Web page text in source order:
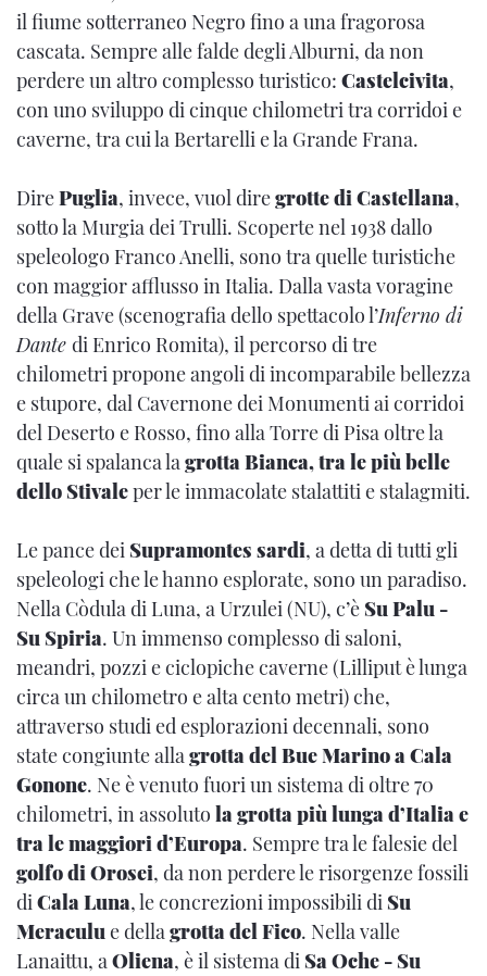
il fiume sotterraneo Negro fino a una fragorosa
cascata. Sempre alle falde degli Alburni, da non
perdere un altro complesso turistico: Castelcivita,
con uno sviluppo di cinque chilometri tra corridoi e
caverne, tra cui la Bertarelli e la Grande Frana.
DirePuglia, invece, vuol diregrotte di Castellana,
sotto la Murgia dei Trulli. Scoperte nel 1938 dallo
speleologo Franco Anelli, sono tra quelle turistiche
con maggior afflusso in Italia. Dalla vasta voragine
della Grave (scenografia dello spettacolo l’Inferno di
Dante di Enrico Romita), il percorso di tre
chilometri propone angoli di incomparabile bellezza
e stupore, dal Cavernone dei Monumenti ai corridoi
del Deserto e Rosso, fino alla Torre di Pisa oltre la
quale si spalanca lagrotta Bianca, tra le più belle
dello Stivaleper le immacolate stalattiti e stalagmiti.
Le pance dei Supramontes sardi, a detta di tutti gli
speleologi che le hanno esplorate, sono un paradiso.
Nella Còdula di Luna, a Urzulei (NU), c’è Su Palu -
Su Spiria. Un immenso complesso di saloni,
meandri, pozzi e ciclopiche caverne (Lilliput è lunga
circa un chilometro e alta cento metri) che,
attraverso studi ed esplorazioni decennali, sono
state congiunte allagrotta del Bue Marino a Cala
Gonone. Ne è venuto fuori un sistema di oltre 70
chilometri, in assoluto la grotta più lunga d’Italia e
tra le maggiori d’Europa. Sempre tra le falesie del
golfo di Orosei, da non perdere le risorgenze fossili
diCala Luna, le concrezioni impossibili di Su
Meraculue dellagrotta del Fico. Nella valle
Lanaittu, aOliena, è il sistema di Sa Oche - Su